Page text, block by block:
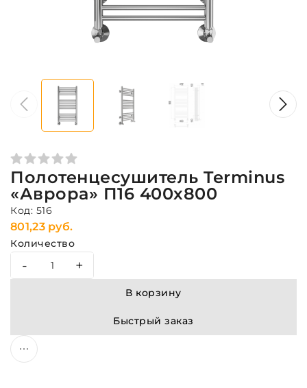
Полотенцесушитель Terminus
«Аврора» П16 400х800
Код: 516
801,23 руб.
Количество
- +
В корзину
Быстрый заказ